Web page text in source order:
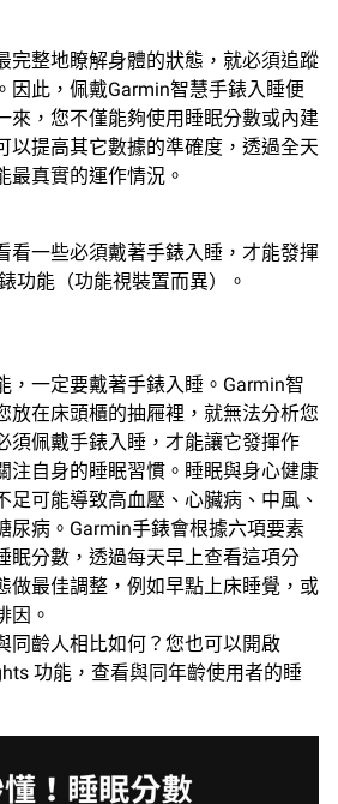
完整地瞭解身體的狀態，就必須追蹤
因此，佩戴Garmin智慧手錶入睡便
來，您不僅能夠使用睡眠分數或內建
以提高其它數據的準確度，透過全天
最真實的運作情況。
看一些必須戴著手錶入睡，才能發揮
功能（功能視裝置而異）。
，一定要戴著手錶入睡。Garmin智
放在床頭櫃的抽屜裡，就無法分析您
須佩戴手錶入睡，才能讓它發揮作
注自身的睡眠習慣。睡眠與身心健康
足可能導致高血壓、心臟病、中風、
尿病。Garmin手錶會根據六項要素
眠分數，透過每天早上查看這項分
做最佳調整，例如早點上床睡覺，或
因。
同齡人相比如何？您也可以開啟
功能，查看與同年齡使用者的睡